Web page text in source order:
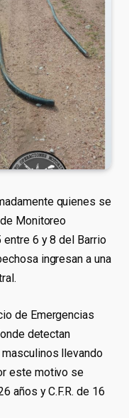
quienes se
Monitoreo
6 y 8 del Barrio
ingresan a una
de Emergencias
detectan
llevando
este motivo se
años y C.F.R. de 16